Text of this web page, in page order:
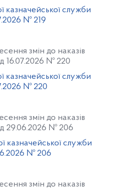
казначейської служби
№ 219
змін до наказів
16.07.2026 № 220
казначейської служби
№ 220
змін до наказів
29.06.2026 № 206
казначейської служби
№ 206
змін до наказів